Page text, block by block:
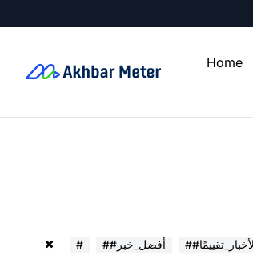
Home
# ##أفضل_خبر